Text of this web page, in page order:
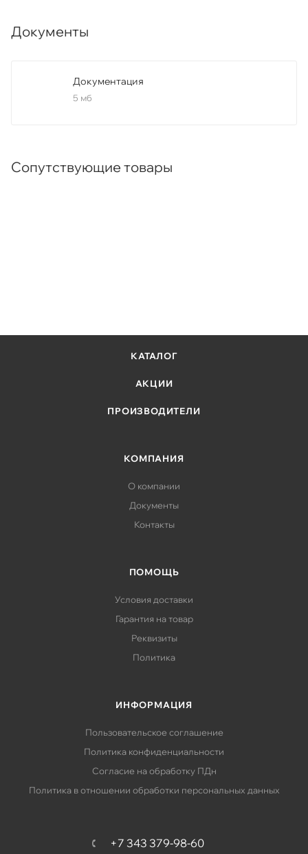
ports
Кабель SAS/SATA 6пин-8пин, SGPIO- 1 шт
Документы
Документация
5 мб
Сопутствующие товары
КАТАЛОГ
АКЦИИ
ПРОИЗВОДИТЕЛИ
КОМПАНИЯ
О компании
Документы
Контакты
ПОМОЩЬ
Условия доставки
Гарантия на товар
Реквизиты
Политика
ИНФОРМАЦИЯ
Пользовательское соглашение
Политика конфиденциальности
Согласие на обработку ПДн
Политика в отношении обработки персональных данных
+7 343 379-98-60